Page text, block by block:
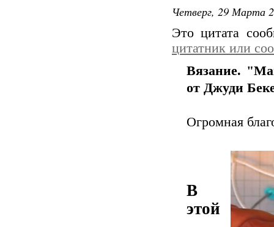
Четверг, 29 Марта
Это цитата
цитатник или
Вязание.
от Джуди
Огромная
В
этой